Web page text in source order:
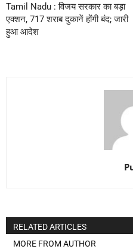
Tamil Nadu : विजय सरकार का बड़ा
एक्शन, 717 शराब दुकानें होंगी बंद; जारी
हुआ आदेश
RELATED ARTICLES
MORE FROM AUTHOR